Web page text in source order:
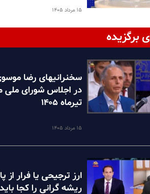
۱۵ مرداد ۱۴۰۵
برگزیده
سخنرانیهای رضا
در اجلاس شورای ملی
تیرماه ۱۴۰۵
۱۵ مرداد ۱۴۰۵
ارز ترجیحی یا فرار از
ریشه گرانی را کجا